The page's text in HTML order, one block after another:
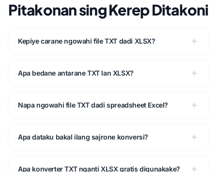
Pitakonan sing Kerep Ditakoni
Kepiye carane ngowahi file TXT dadi XLSX?
Apa bedane antarane TXT lan XLSX?
Napa ngowahi file TXT dadi spreadsheet Excel?
Apa dataku bakal ilang sajrone konversi?
Apa konverter TXT nganti XLSX gratis digunakake?